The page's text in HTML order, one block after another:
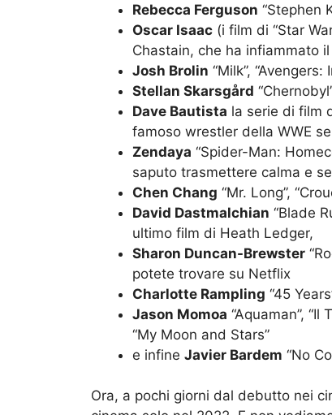
Rebecca Ferguson “Stephen
Oscar Isaac (i film di “Star
Chastain, che ha infiammato
Josh Brolin “Milk”,
Stellan Skarsgård
Dave Bautista la serie di film
famoso wrestler della WWE
Zendaya “Spider-Man:
saputo trasmettere calma e
Chen Chang “Mr. Long”,
David Dastmalchian “Blade
ultimo film di Heath Ledger,
Sharon Duncan-Brewster
potete trovare su Netflix
Charlotte Rampling “45
Jason Momoa “Aquaman”,
“My Moon and Stars”
e infine Javier Bardem “No
Ora, a pochi giorni dal debutto nei